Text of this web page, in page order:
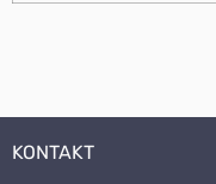
KONTAKT